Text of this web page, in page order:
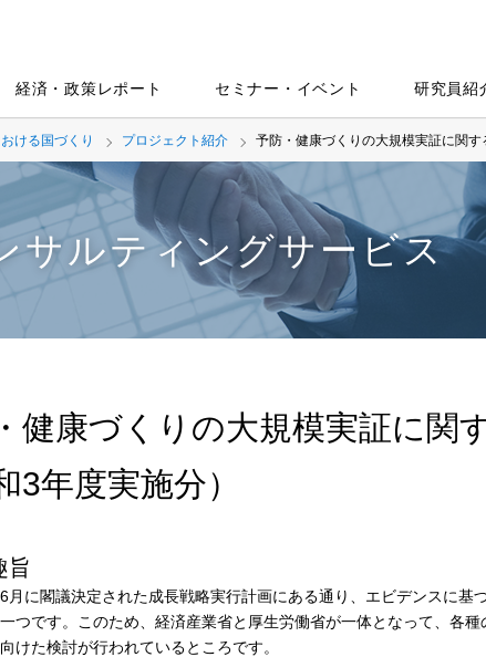
経済・政策レポート セミナー・イベント 研究員紹
ける国づくり プロジェクト紹介 予防・健康づくりの大規模実証に関す
サルティングサービス
健康づくりの大規模実証に関
3年度実施分）
旨
に閣議決定された成長戦略実行計画にある通り、エビデンスに基
つです。このため、経済産業省と厚生労働省が一体となって、各
けた検討が行われているところです。